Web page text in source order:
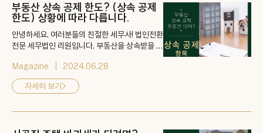
부동산 상속 공제 한도? (상속 공제
한도) 상황에 따라 다릅니다.
안녕하세요. 여러분들의 친절한 세무사! 법인전환
전문 세무법인 리원입니다. 부동산을 상속받을 때
부터 말씀드리면 아무도 모릅니다. 상속인이 몇
명인지, 부동산의 가치가 얼마인지, 공제받을 수
있는 항목은 무엇인지 모두 다르기 때문입니다.
m/kimhyun0122/223486490743
Magazine 2024.06.28
자세히 보기>